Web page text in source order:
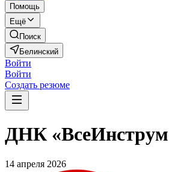
Помощь
Ещё
Поиск
Белинский
Войти
Войти
Создать резюме
ДНК
14 апреля 2026